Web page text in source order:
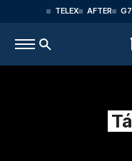
TELEX AFTER G7